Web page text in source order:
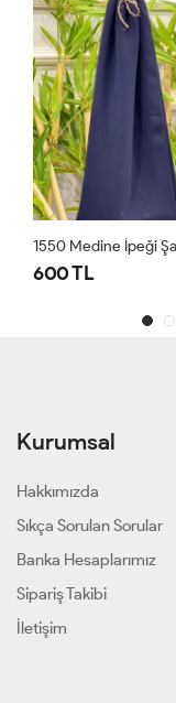
600 TL
Kurumsal
Hakkımızda
Sıkça Sorulan Sorular
Banka Hesaplarımız
Sipariş Takibi
İletişim